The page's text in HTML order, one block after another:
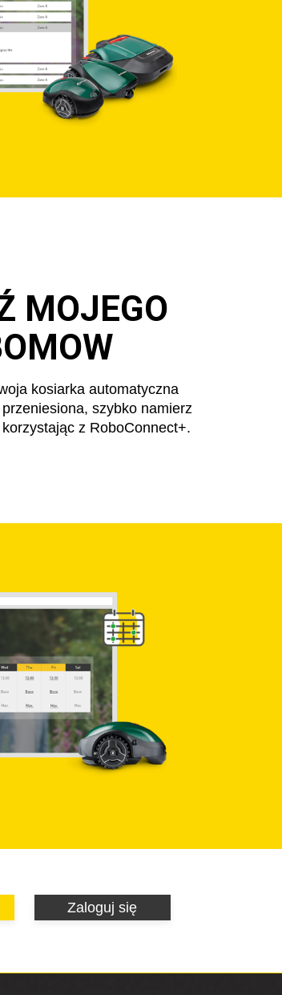
MOJEGO
kosiarka automatyczna
szybko namierz
z RoboConnect+.
Zaloguj się